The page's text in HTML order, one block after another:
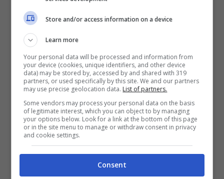
meno lunghi di problemi.
astrale era dalla tua e
adesso non va bene nulla:
succede… Vedere tutto
nero, ora, non serve. Ancor
meno nello spogliatoio.. Chi
credeva due anni fa di
andare in Champions?
Store and/or access information on a device
Learn more
Your personal data will be processed and information from
your device (cookies, unique identifiers, and other device
data) may be stored by, accessed by and shared with 319
partners, or used specifically by this site. We and our partners
may use precise geolocation data. List of partners.
Some vendors may process your personal data on the basis
of legitimate interest, which you can object to by managing
your options below. Look for a link at the bottom of this page
or in the site menu to manage or withdraw consent in privacy
and cookie settings.
Consent